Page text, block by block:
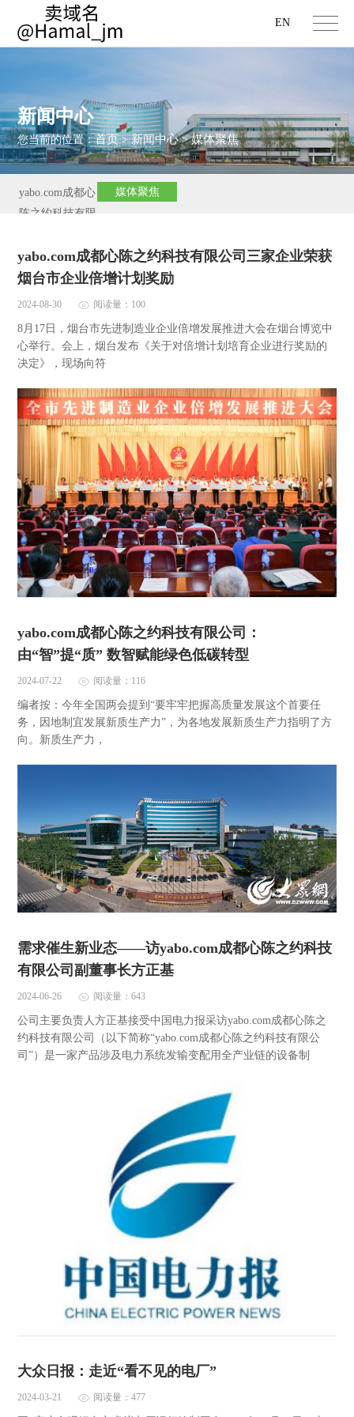
EN
新闻中心
您当前的位置：首页>新闻中心>媒体聚焦
yabo.com成都心
陈之约科技有限
媒体聚焦
yabo.com成都心陈之约科技有限公司三家企业荣获
烟台市企业倍增计划奖励
2024-08-30 阅读量：100
8月17日，烟台市先进制造业企业倍增发展推进大会在烟台博览中
心举行。会上，烟台发布《关于对倍增计划培育企业进行奖励的
决定》，现场向符
yabo.com成都心陈之约科技有限公司：
由“智”提“质” 数智赋能绿色低碳转型
2024-07-22 阅读量：116
编者按：今年全国两会提到“要牢牢把握高质量发展这个首要任
务，因地制宜发展新质生产力”，为各地发展新质生产力指明了方
向。新质生产力，
需求催生新业态——访yabo.com成都心陈之约科技
有限公司副董事长方正基
2024-06-26 阅读量：643
公司主要负责人方正基接受中国电力报采访yabo.com成都心陈之
约科技有限公司（以下简称“yabo.com成都心陈之约科技有限公
司”）是一家产品涉及电力系统发输变配用全产业链的设备制
大众日报：走近“看不见的电厂”
2024-03-21 阅读量：477